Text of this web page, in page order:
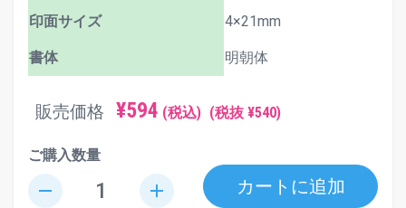
印面サイズ 4×21mm
書体 明朝体
販売価格 ¥594 (税込) (税抜 ¥540)
ご購入数量
remove add カートに追加